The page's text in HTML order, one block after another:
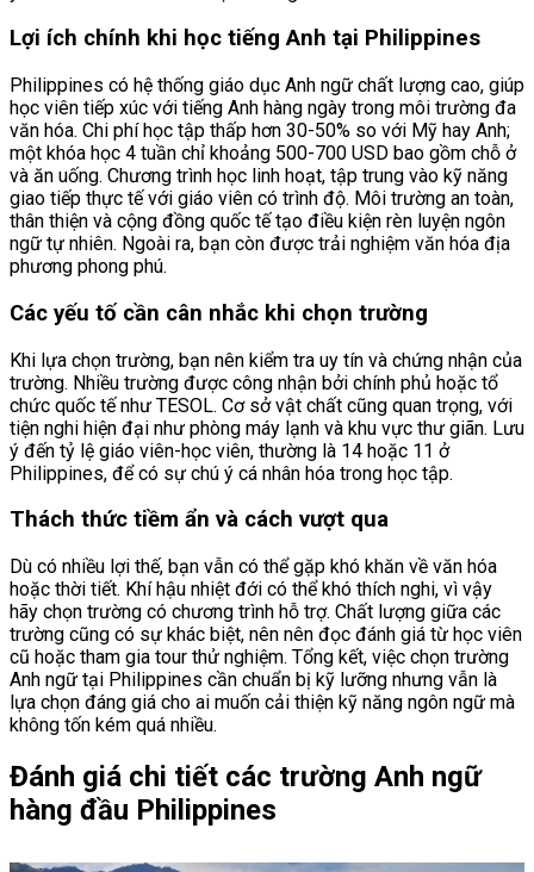
Lợi ích chính khi học tiếng Anh tại Philippines
Philippines có hệ thống giáo dục Anh ngữ chất lượng cao, giúp
học viên tiếp xúc với tiếng Anh hàng ngày trong môi trường đa
văn hóa. Chi phí học tập thấp hơn 30-50% so với Mỹ hay Anh;
một khóa học 4 tuần chỉ khoảng 500-700 USD bao gồm chỗ ở
và ăn uống. Chương trình học linh hoạt, tập trung vào kỹ năng
giao tiếp thực tế với giáo viên có trình độ. Môi trường an toàn,
thân thiện và cộng đồng quốc tế tạo điều kiện rèn luyện ngôn
ngữ tự nhiên. Ngoài ra, bạn còn được trải nghiệm văn hóa địa
phương phong phú.
Các yếu tố cần cân nhắc khi chọn trường
Khi lựa chọn trường, bạn nên kiểm tra uy tín và chứng nhận của
trường. Nhiều trường được công nhận bởi chính phủ hoặc tổ
chức quốc tế như TESOL. Cơ sở vật chất cũng quan trọng, với
tiện nghi hiện đại như phòng máy lạnh và khu vực thư giãn. Lưu
ý đến tỷ lệ giáo viên-học viên, thường là 14 hoặc 11 ở
Philippines, để có sự chú ý cá nhân hóa trong học tập.
Thách thức tiềm ẩn và cách vượt qua
Dù có nhiều lợi thế, bạn vẫn có thể gặp khó khăn về văn hóa
hoặc thời tiết. Khí hậu nhiệt đới có thể khó thích nghi, vì vậy
hãy chọn trường có chương trình hỗ trợ. Chất lượng giữa các
trường cũng có sự khác biệt, nên nên đọc đánh giá từ học viên
cũ hoặc tham gia tour thử nghiệm. Tổng kết, việc chọn trường
Anh ngữ tại Philippines cần chuẩn bị kỹ lưỡng nhưng vẫn là
lựa chọn đáng giá cho ai muốn cải thiện kỹ năng ngôn ngữ mà
không tốn kém quá nhiều.
Đánh giá chi tiết các trường Anh ngữ
hàng đầu Philippines